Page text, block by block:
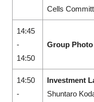
Cells
14:45
-
14:50
Group
14:50
-
Investment
Shuntaro